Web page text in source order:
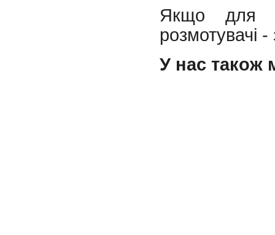
Якщо для
розмотувачі
У нас також